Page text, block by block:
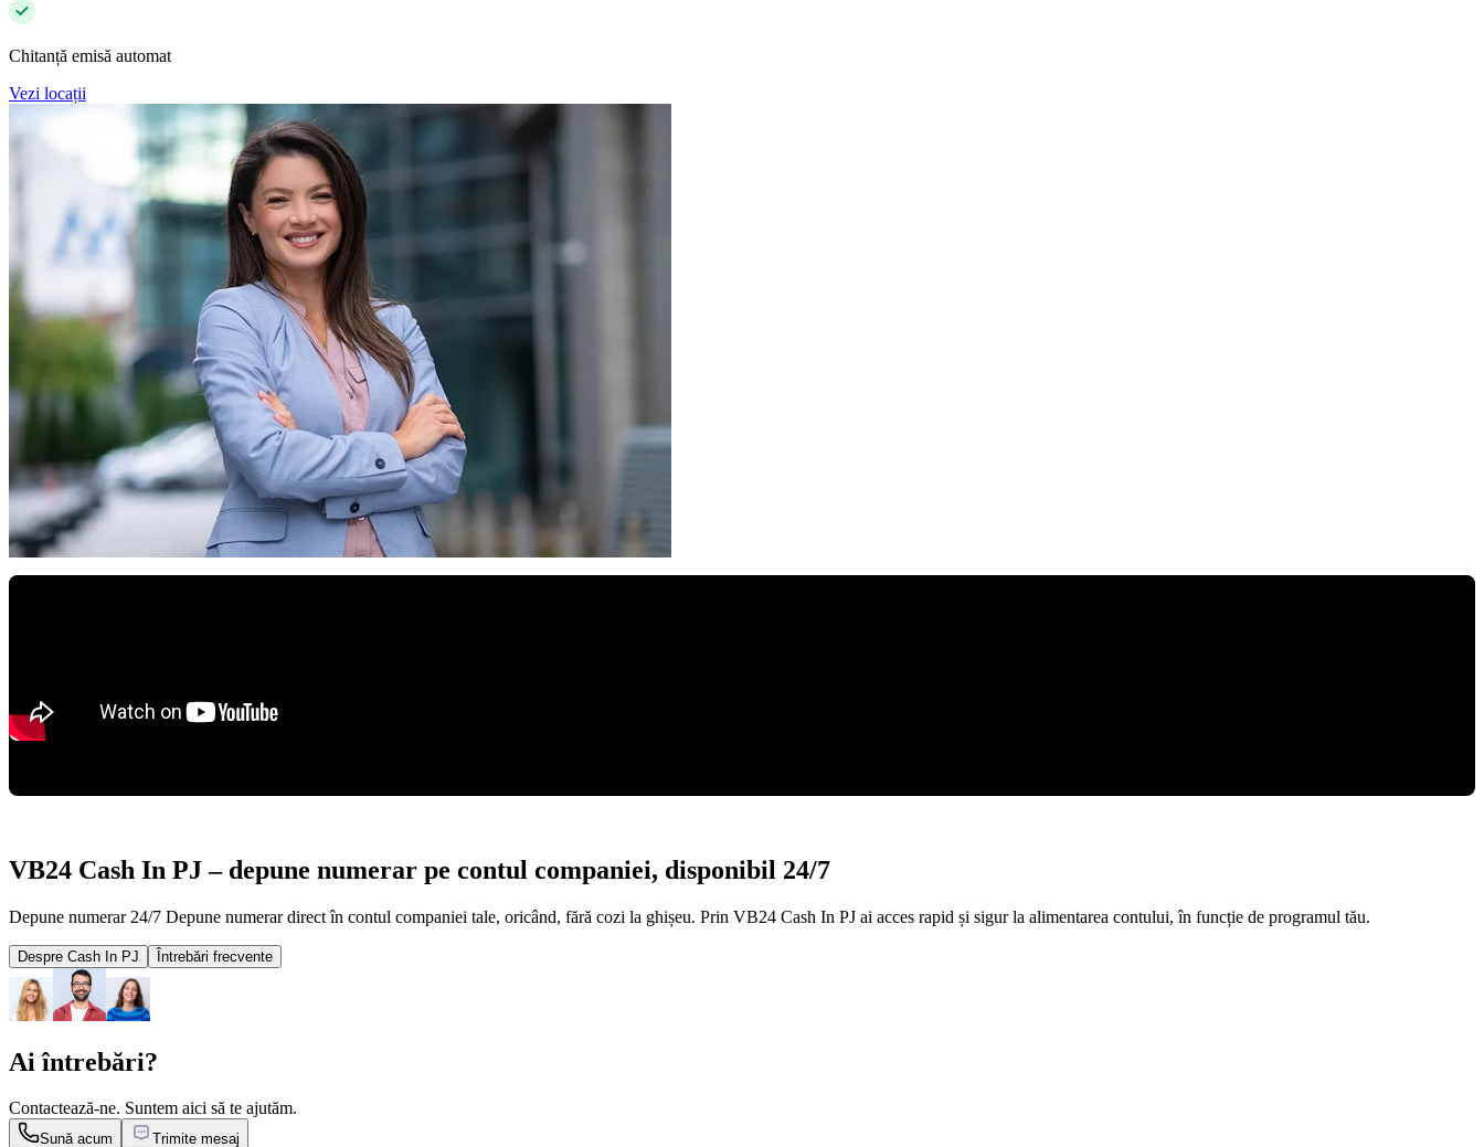
Chitanță emisă automat
Vezi locații
VB24 Cash In PJ – depune numerar pe contul companiei, disponibil 24/7
Depune numerar 24/7 Depune numerar direct în contul companiei tale, oricând, fără cozi la ghișeu. Prin VB24 Cash In PJ ai acces rapid și sigur la alimentarea contului, în funcție de programul tău.
Despre Cash In PJ Întrebări frecvente
Ai întrebări?
Contactează-ne. Suntem aici să te ajutăm.
Sună acum Trimite mesaj